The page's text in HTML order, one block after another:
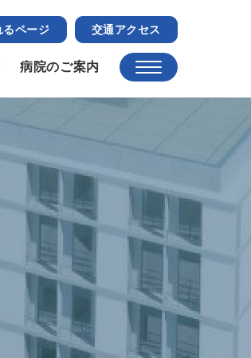
るページ 交通アクセス
病院のご案内